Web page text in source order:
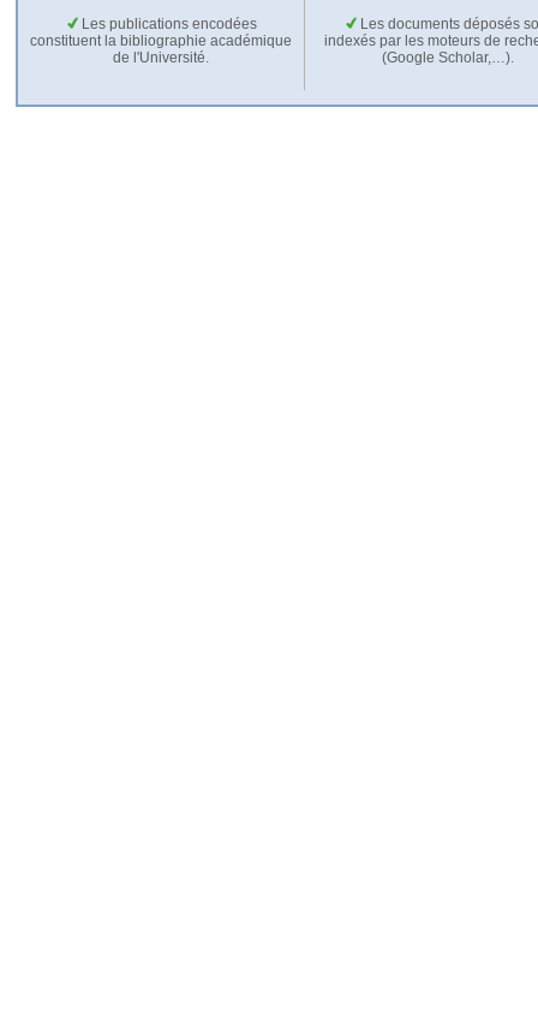
Les publications encodées
constituent la bibliographie académique
de l'Université.
Les documents déposés
indexés par les moteurs de
(Google Scholar,…).